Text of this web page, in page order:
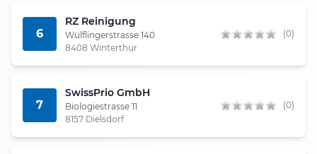
6
RZ Reinigung
Wülflingerstrasse 140
8408 Winterthur
(0)
7
SwissPrio GmbH
Biologiestrasse 11
8157 Dielsdorf
(0)